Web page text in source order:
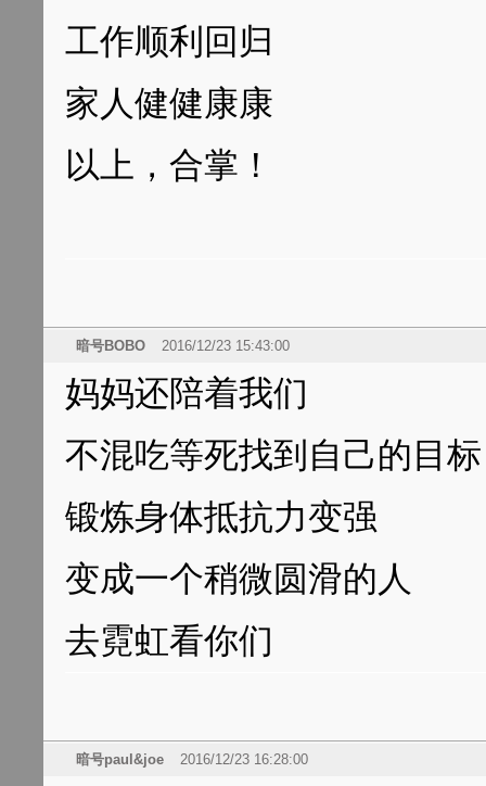
工作顺利回归
家人健健康康
以上，合掌！
暗号BOBO 2016/12/23 15:43:00
妈妈还陪着我们
不混吃等死找到自己的目标
锻炼身体抵抗力变强
变成一个稍微圆滑的人
去霓虹看你们
暗号paul&joe 2016/12/23 16:28:00